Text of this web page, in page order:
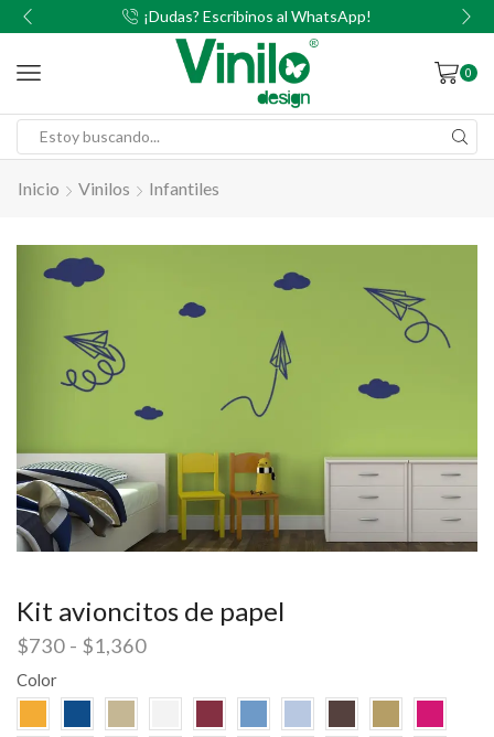
¡Dudas? Escribinos al WhatsApp!
0
Inicio Vinilos Infantiles
Kit avioncitos de papel
$730 - $1,360
Color